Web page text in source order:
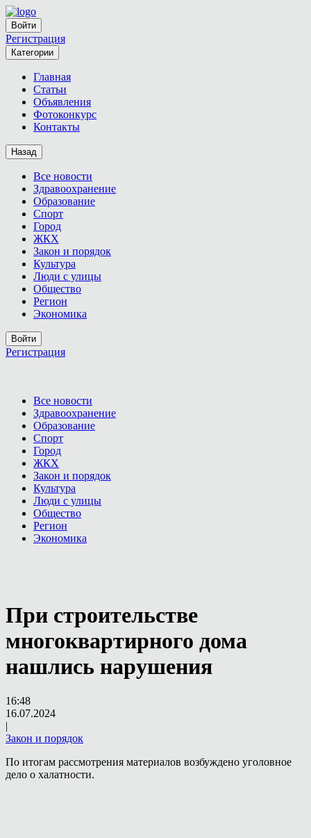
Войти
Регистрация
Категории
Главная
Статьи
Объявления
Фотоконкурс
Контакты
Назад
Все новости
Здравоохранение
Образование
Спорт
Город
ЖКХ
Закон и порядок
Культура
Люди с улицы
Общество
Регион
Экономика
Войти
Регистрация
Все новости
Здравоохранение
Образование
Спорт
Город
ЖКХ
Закон и порядок
Культура
Люди с улицы
Общество
Регион
Экономика
При строительстве
многоквартирного дома
нашлись нарушения
16:48
16.07.2024
|
Закон и порядок
По итогам рассмотрения материалов возбуждено уголовное
дело о халатности.